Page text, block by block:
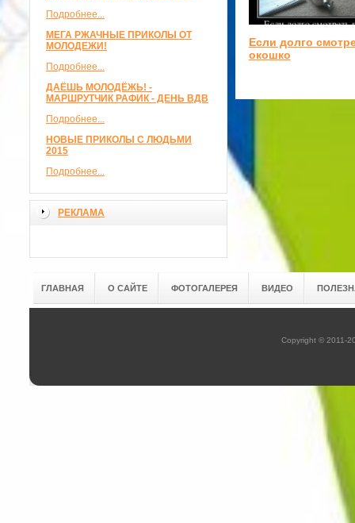
Подробнее...
МЕГА РЖАЧНЫЕ ПРИКОЛЫ ОТ
МОЛОДЕЖИ!
Подробнее...
ДАЁШЬ МОЛОДЁЖЬ! -
МАРШРУТЧИК РАФИК - ДЕНЬ ВДВ
Подробнее...
НОВЫЕ ПРИКОЛЫ С ЛЮДЬМИ
2015
Подробнее...
РЕКЛАМА
Если долго
окошко
ГЛАВНАЯ О САЙТЕ ФОТОГАЛЕРЕЯ ВИДЕО
Copyright © 2011-